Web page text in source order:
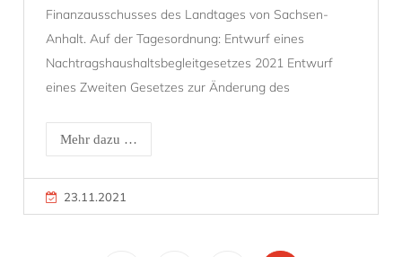
Finanzausschusses des Landtages von Sachsen-
Anhalt. Auf der Tagesordnung: Entwurf eines
Nachtragshaushaltsbegleitgesetzes 2021 Entwurf
eines Zweiten Gesetzes zur Änderung des
Mehr dazu …
23.11.2021